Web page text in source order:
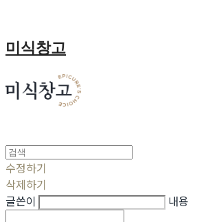
미식창고
수정하기
삭제하기
글쓴이
내용